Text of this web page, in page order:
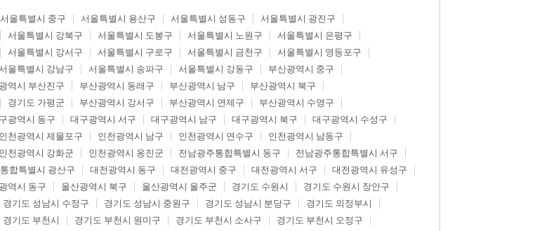
서울특별시 중구 서울특별시 용산구 서울특별시 성동구
서울특별시 광진구
서울특별시 강북구 서울특별시 도봉구 서울특별시 노원구
서울특별시 은평구
서울특별시 강서구 서울특별시 구로구 서울특별시 금천구
서울특별시 영등포구
울특별시 강남구 서울특별시 송파구 서울특별시 강동구
부산광역시 중구
역시 부산진구 부산광역시 동래구 부산광역시 남구
부산광역시 북구
경기도 가평군 부산광역시 강서구 부산광역시 연제구
부산광역시 수영구
광역시 동구 대구광역시 서구 대구광역시 남구 대구광역시 북구
대구광역시 수성구
인천광역시 제물포구 인천광역시 남구 인천광역시 연수구
인천광역시 남동구
인천광역시 강화군 인천광역시 옹진군 전남광주통합특별시 동구
전남광주통합특별시 서구
합특별시 광산구 대전광역시 동구 대전광역시 중구 대전광역시 서구
대전광역시 유성구
역시 동구 울산광역시 북구 울산광역시 울주군 경기도 수원시
경기도 수원시 장안구
경기도 성남시 수정구 경기도 성남시 중원구 경기도 성남시 분당구
경기도 의정부시
경기도 부천시 경기도 부천시 원미구 경기도 부천시 소사구
경기도 부천시 오정구